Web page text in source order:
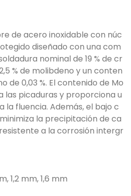
de acero inoxidable con núc
diseñado con una com
nominal de 19 % de cr
% de molibdeno y un conten
de 0,03 %. El contenido de Mo
las picaduras y proporciona u
la fluencia. Además, el bajo c
la precipitación de ca
a la corrosión intergr
1,2 mm, 1,6 mm